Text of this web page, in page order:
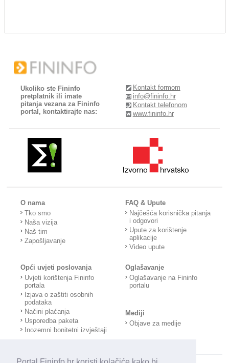
Ukoliko ste Fininfo
pretplatnik ili imate
pitanja vezana za Fininfo
portal, kontaktirajte nas:
Kontakt formom
info@fininfo.hr
Kontakt telefonom
www.fininfo.hr
O nama
Tko smo
Naša vizija
Naš tim
Zapošljavanje
FAQ & Upute
Najčešća korisnička pitanja
i odgovori
Upute za korištenje
aplikacije
Video upute
Opći uvjeti poslovanja
Uvjeti korištenja Fininfo
portala
Izjava o zaštiti osobnih
podataka
Načini plaćanja
Usporedba paketa
Inozemni bonitetni izvještaji
Oglašavanje
Oglašavanje na Fininfo
portalu
Mediji
Objave za medije